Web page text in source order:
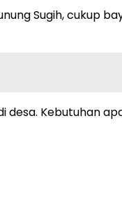
Sugih, cukup
Kebutuhan